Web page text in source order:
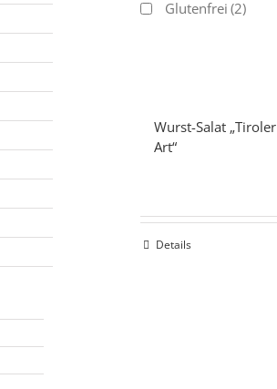
Glutenfrei (2)
Wurst-Salat „Tiroler
Art“
Details